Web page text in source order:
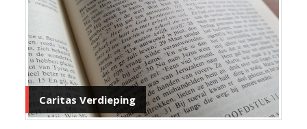
Caritas Verdieping